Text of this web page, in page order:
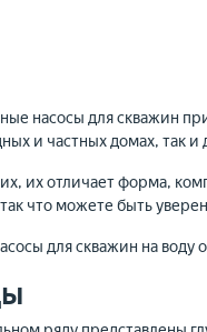
насосы для скважин
и частных домах, так
их отличает форма,
что можете быть
для скважин на